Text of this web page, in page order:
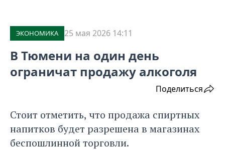
ЭКОНОМИКА 25 мая 2026 14:11
В Тюмени на один день
ограничат продажу алкоголя
Поделиться
Стоит отметить, что продажа спиртных
напитков будет разрешена в магазинах
беспошлинной торговли.